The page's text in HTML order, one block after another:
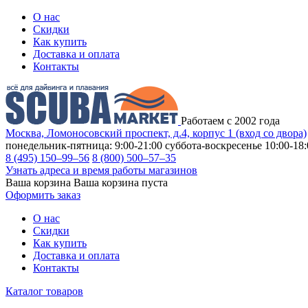
О нас
Скидки
Как купить
Доставка и оплата
Контакты
Работаем с 2002 года
Москва, Ломоносовский проспект, д.4, корпус 1 (вход со двора)
понедельник-пятница: 9:00-21:00 суббота-воскресенье 10:00-
8 (495) 150–99–56 8 (800) 500–57–35
Узнать адреса и время работы магазинов
Ваша корзина Ваша корзина пуста
Оформить заказ
О нас
Скидки
Как купить
Доставка и оплата
Контакты
Каталог товаров